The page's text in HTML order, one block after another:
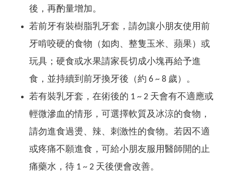
後，再酌量增加。
若前牙有裝樹脂乳牙套，請勿讓小朋友使用前
牙啃咬硬的食物（如肉、整隻玉米、蘋果）或
玩具；硬食或水果請家長切成小塊再給予進
食，並持續到前牙換牙後（約 6 ~ 8 歲）。
若有裝乳牙套，在術後的 1 ~ 2 天會有不適應或
輕微滲血的情形，可選擇軟質及冰涼的食物，
請勿進食過燙、辣、刺激性的食物。若因不適
或疼痛不願進食，可給小朋友服用醫師開的止
痛藥水，待 1 ~ 2 天後便會改善。